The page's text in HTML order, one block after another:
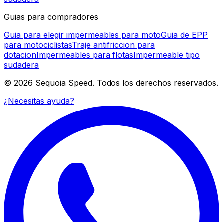
Guias para compradores
Guia para elegir impermeables para motoGuia de EPP
para motociclistasTraje antifriccion para
dotacionImpermeables para flotasImpermeable tipo
sudadera
© 2026 Sequoia Speed. Todos los derechos reservados.
¿Necesitas ayuda?